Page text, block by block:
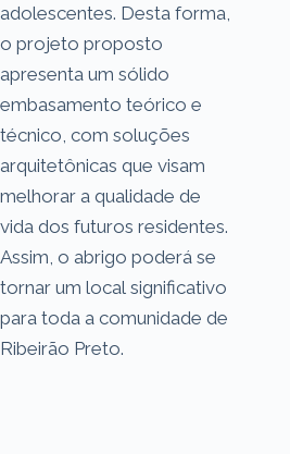
adolescentes. Desta forma,
o projeto proposto
apresenta um sólido
embasamento teórico e
técnico, com soluções
arquitetônicas que visam
melhorar a qualidade de
vida dos futuros residentes.
Assim, o abrigo poderá se
tornar um local significativo
para toda a comunidade de
Ribeirão Preto.